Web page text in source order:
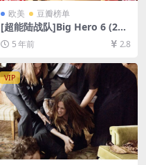
欧美 豆瓣榜单
[超能陆战队]Big Hero 6 (201
4)[百度网盘+迅雷云盘资源10
80P超清未删减][MP4/6.6GB]
[中英字幕]
5 年前 2.8
VIP